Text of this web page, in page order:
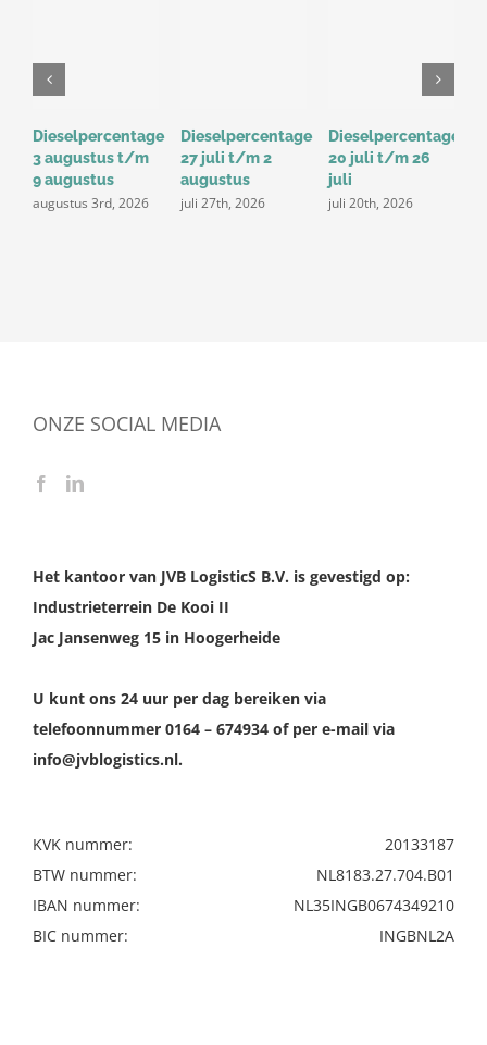
Dieselpercentage
3 augustus t/m
9 augustus
augustus 3rd, 2026
Dieselpercentage
27 juli t/m 2
augustus
juli 27th, 2026
Dieselpercentage
20 juli t/m 26
juli
juli 20th, 2026
ONZE SOCIAL MEDIA
Het kantoor van JVB LogisticS B.V. is gevestigd op:
Industrieterrein De Kooi II
Jac Jansenweg 15 in Hoogerheide
U kunt ons 24 uur per dag bereiken via
telefoonnummer 0164 – 674934 of per e-mail via
info@jvblogistics.nl.
KVK nummer:
20133187
BTW nummer:
NL8183.27.704.B01
IBAN nummer:
NL35INGB0674349210
BIC nummer:
INGBNL2A